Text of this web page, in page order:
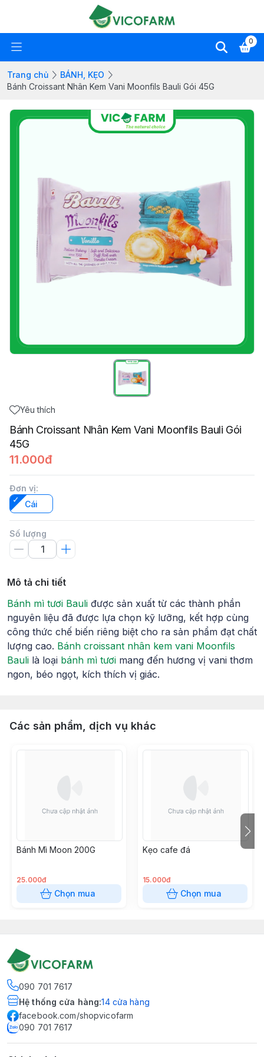
0
Trang chủ
BÁNH, KẸO
Bánh Croissant Nhân Kem Vani Moonfils Bauli Gói 45G
Yêu thích
Bánh Croissant Nhân Kem Vani Moonfils Bauli Gói
45G
11.000đ
Đơn vị:
Cái
Số lượng
Mô tả chi tiết
Bánh mì tươi Bauli được sản xuất từ các thành phần
nguyên liệu đã được lựa chọn kỹ lưỡng, kết hợp cùng
công thức chế biến riêng biệt cho ra sản phẩm đạt chất
lượng cao. Bánh croissant nhân kem vani Moonfils
Bauli là loại bánh mì tươi mang đến hương vị vani thơm
ngon, béo ngọt, kích thích vị giác.
Các sản phẩm, dịch vụ khác
Bánh Mì Moon 200G
25.000đ
Chọn mua
Kẹo cafe đá
15.000đ
Chọn mua
090 701 7617
Hệ thống cửa hàng:14 cửa hàng
facebook.com/shopvicofarm
090 701 7617